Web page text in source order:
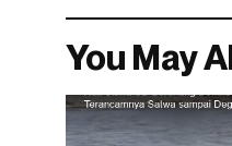
You May